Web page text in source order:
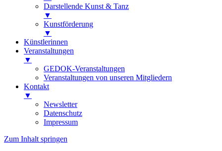
Darstellende Kunst & Tanz
▼
Kunstförderung
▼
Künstlerinnen
Veranstaltungen
▼
GEDOK-Veranstaltungen
Veranstaltungen von unseren Mitgliedern
Kontakt
▼
Newsletter
Datenschutz
Impressum
Zum Inhalt springen